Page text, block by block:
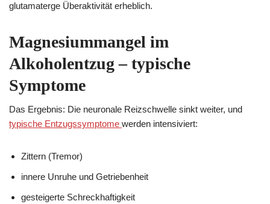
glutamaterge Überaktivität erheblich.
Magnesiummangel im
Alkoholentzug – typische
Symptome
Das Ergebnis: Die neuronale Reizschwelle sinkt weiter, und
typische Entzugssymptome werden intensiviert:
Zittern (Tremor)
innere Unruhe und Getriebenheit
gesteigerte Schreckhaftigkeit